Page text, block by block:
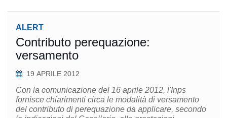
ALERT
Contributo perequazione:
versamento
19 APRILE 2012
Con la comunicazione del 16 aprile 2012, l'Inps
fornisce chiarimenti circa le modalità di versamento
del contributo di perequazione da applicare, secondo